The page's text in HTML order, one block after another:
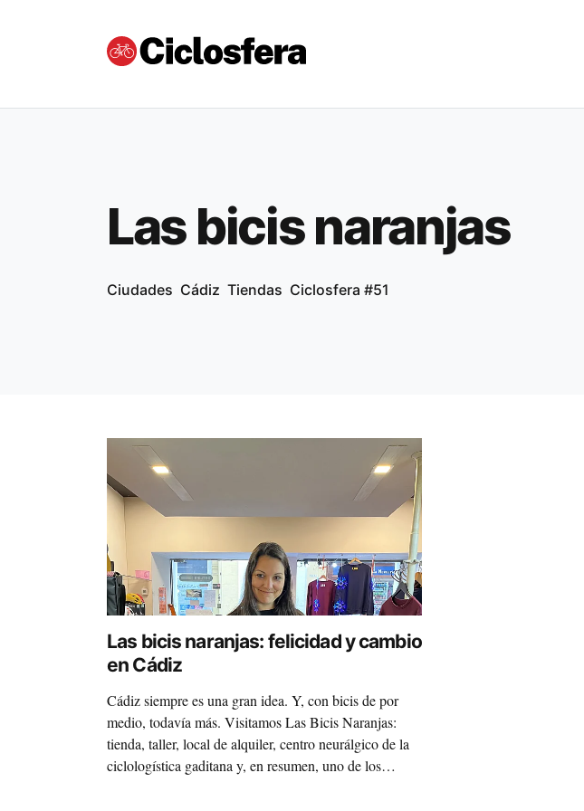
Las bicis naranjas
Ciudades Cádiz Tiendas Ciclosfera #51
Las bicis naranjas: felicidad y cambio
en Cádiz
Cádiz siempre es una gran idea. Y, con bicis de por
medio, todavía más. Visitamos Las Bicis Naranjas:
tienda, taller, local de alquiler, centro neurálgico de la
ciclologística gaditana y, en resumen, uno de los